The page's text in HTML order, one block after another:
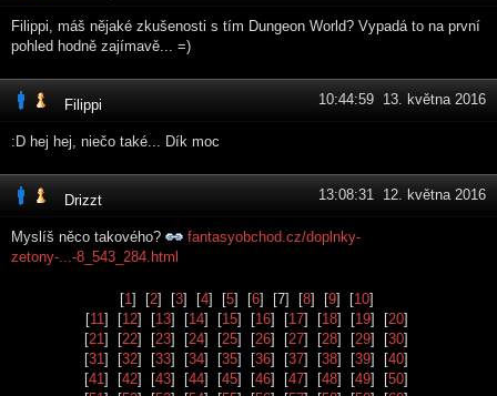
Filippi, máš nějaké zkušenosti s tím Dungeon World? Vypadá to na první
pohled hodně zajímavě... =)
Filippi 10:44:59 13. května 2016
:D hej hej, niečo také... Dík moc
Drizzt 13:08:31 12. května 2016
Myslíš něco takového?
fantasyobchod.cz/doplnky-
zetony-...-8_543_284.html
[1] [2] [3] [4] [5] [6] [7] [8] [9] [10]
[11] [12] [13] [14] [15] [16] [17] [18] [19] [20]
[21] [22] [23] [24] [25] [26] [27] [28] [29] [30]
[31] [32] [33] [34] [35] [36] [37] [38] [39] [40]
[41] [42] [43] [44] [45] [46] [47] [48] [49] [50]